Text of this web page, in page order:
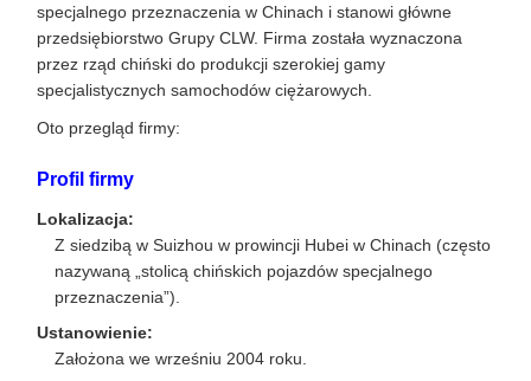
specjalnego przeznaczenia w Chinach i stanowi główne
przedsiębiorstwo Grupy CLW. Firma została wyznaczona
przez rząd chiński do produkcji szerokiej gamy
specjalistycznych samochodów ciężarowych.
Oto przegląd firmy:
Profil firmy
Lokalizacja:
Z siedzibą w Suizhou w prowincji Hubei w Chinach (często
nazywaną „stolicą chińskich pojazdów specjalnego
przeznaczenia”).
Ustanowienie:
Założona we wrześniu 2004 roku.